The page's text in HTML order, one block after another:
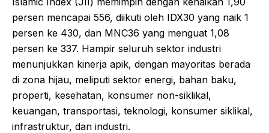
persen mencapai 556, diikuti oleh IDX30 yang naik 1
persen ke 430, dan MNC36 yang menguat 1,08
persen ke 337. Hampir seluruh sektor industri
menunjukkan kinerja apik, dengan mayoritas berada
di zona hijau, meliputi sektor energi, bahan baku,
properti, kesehatan, konsumer non-siklikal,
keuangan, transportasi, teknologi, konsumer siklikal,
infrastruktur, dan industri.